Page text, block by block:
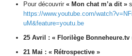
Pour découvrir« Mon chat m’a dit »
https://www.youtube.com/
uM&feature=youtu.be
25 Avril : « Florilège Bonneheure.tv
21 Mai : « Rétrospective »